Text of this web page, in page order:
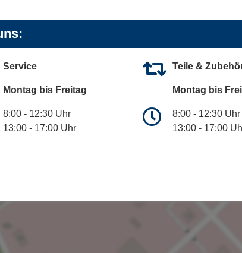
Service
Montag bis Freitag
8:00 - 12:30 Uhr
13:00 - 17:00 Uhr
Teile &
Montag bis
8:00 - 12:30 Uhr
13:00 - 17:00